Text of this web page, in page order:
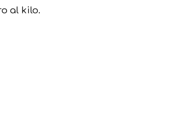
al kilo.